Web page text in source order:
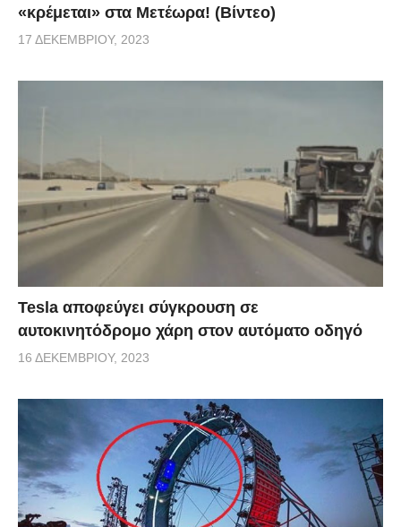
«κρέμεται» στα Μετέωρα! (Βίντεο)
17 ΔΕΚΕΜΒΡΊΟΥ, 2023
Tesla αποφεύγει σύγκρουση σε
αυτοκινητόδρομο χάρη στον αυτόματο οδηγό
16 ΔΕΚΕΜΒΡΊΟΥ, 2023